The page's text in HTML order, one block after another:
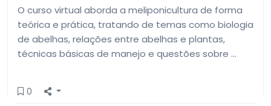
O curso virtual aborda a meliponicultura de forma
teórica e prática, tratando de temas como biologia
de abelhas, relações entre abelhas e plantas,
técnicas básicas de manejo e questões sobre …
0